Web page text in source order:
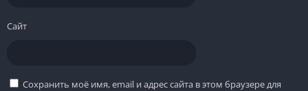
Сайт
Сохранить моё имя, email и адрес сайта в этом браузере для